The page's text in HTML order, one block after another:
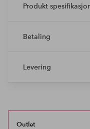
Produkt
Betaling
Levering
Outlet